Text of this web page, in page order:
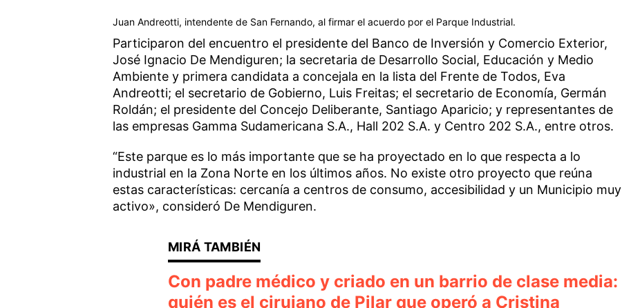
Juan Andreotti, intendente de San Fernando, al firmar el acuerdo por el Parque Industrial.
Participaron del encuentro el presidente del Banco de Inversión y Comercio Exterior,
José Ignacio De Mendiguren; la secretaria de Desarrollo Social, Educación y Medio
Ambiente y primera candidata a concejala en la lista del Frente de Todos, Eva
Andreotti; el secretario de Gobierno, Luis Freitas; el secretario de Economía, Germán
Roldán; el presidente del Concejo Deliberante, Santiago Aparicio; y representantes de
las empresas Gamma Sudamericana S.A., Hall 202 S.A. y Centro 202 S.A., entre otros.
“Este parque es lo más importante que se ha proyectado en lo que respecta a lo
industrial en la Zona Norte en los últimos años. No existe otro proyecto que reúna
estas características: cercanía a centros de consumo, accesibilidad y un Municipio muy
activo», consideró De Mendiguren.
Con padre médico y criado en un barrio de clase media:
quién es el cirujano de Pilar que operó a Cristina